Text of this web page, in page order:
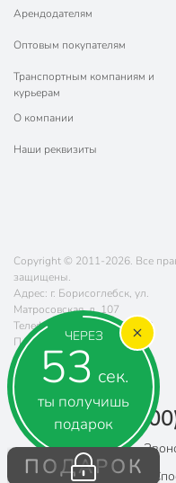
ЧЕРЕЗ
53 сек.
ты получишь
подарок
ПОДАРОК
Арендодателям
Оптовым покупателям
Транспортным компаниям и
курьерам
О компании
Наши реквизиты
Copyright © 2011-2026. Все
защищены.
Адрес: г. Борисоглебск, ул.
Матросовская, д. 107
Телефон:
8 (800) 770-77-06
Почта:
sales@poryadok.ru
8